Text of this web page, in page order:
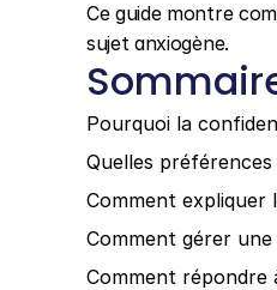
Ce guide montre
sujet anxiogène.
Pourquoi la
Quelles
Comment expliquer
Comment gérer une
Comment répondre